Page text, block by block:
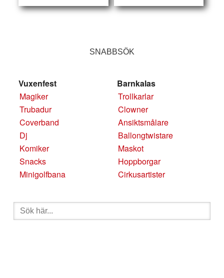
SNABBSÖK
Vuxenfest
Magiker
Trubadur
Coverband
Dj
Komiker
Snacks
Minigolfbana
Barnkalas
Trollkarlar
Clowner
Ansiktsmålare
Ballongtwistare
Maskot
Hoppborgar
Cirkusartister
Sök
efter: